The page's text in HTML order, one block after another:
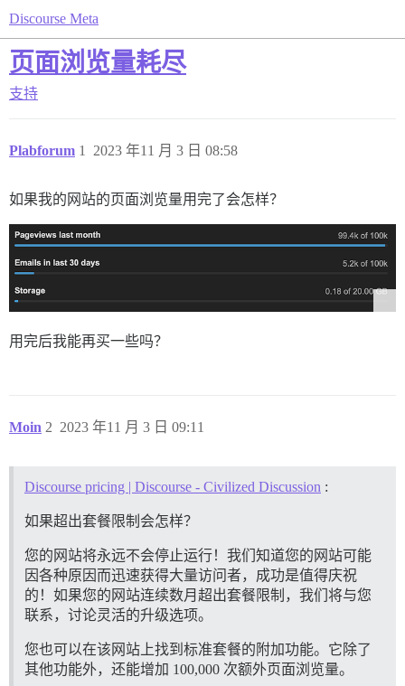
Discourse Meta
页面浏览量耗尽
支持
Plabforum 2023 年11 月 3 日 08:58
1
如果我的网站的页面浏览量用完了会怎样？
用完后我能再买一些吗？
Moin 2023 年11 月 3 日 09:11
2
Discourse pricing | Discourse - Civilized Discussion :
如果超出套餐限制会怎样？
您的网站将永远不会停止运行！我们知道您的网站可能
因各种原因而迅速获得大量访问者，成功是值得庆祝
的！如果您的网站连续数月超出套餐限制，我们将与您
联系，讨论灵活的升级选项。
您也可以在该网站上找到标准套餐的附加功能。它除了
其他功能外，还能增加 100,000 次额外页面浏览量。